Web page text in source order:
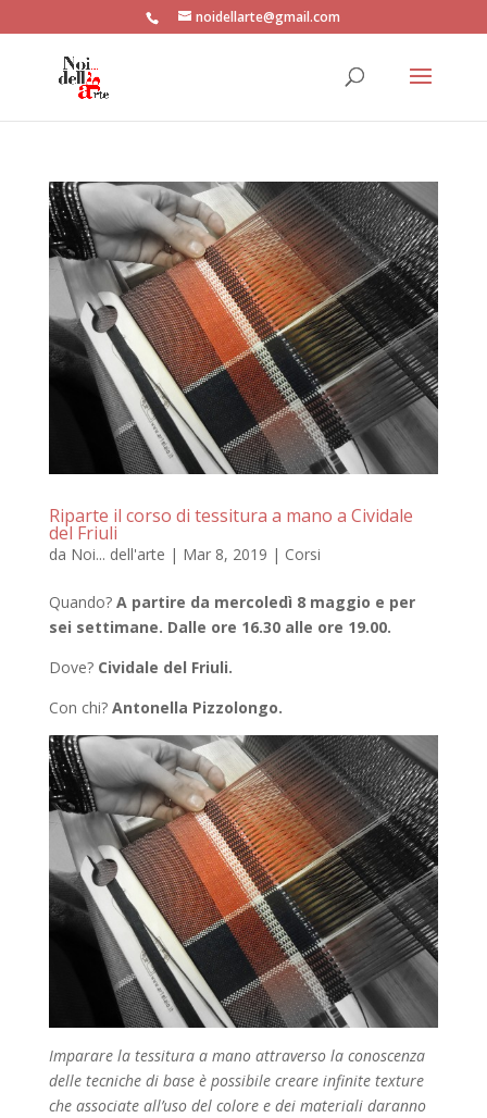
noidellarte@gmail.com
Riparte il corso di tessitura a mano a Cividale
del Friuli
da Noi... dell'arte | Mar 8, 2019 | Corsi
Quando? A partire da mercoledì 8 maggio e per
sei settimane. Dalle ore 16.30 alle ore 19.00.
Dove? Cividale del Friuli.
Con chi? Antonella Pizzolongo.
Imparare la tessitura a mano attraverso la conoscenza
delle tecniche di base è possibile creare infinite texture
che associate all’uso del colore e dei materiali daranno